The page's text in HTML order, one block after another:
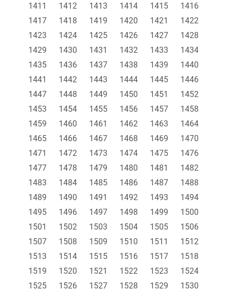
1411
1412 1413 1414 1415
1416
1417
1418 1419 1420 1421
1422
1423
1424 1425 1426 1427
1428
1429
1430 1431 1432 1433
1434
1435
1436 1437 1438 1439
1440
1441
1442 1443 1444 1445
1446
1447
1448 1449 1450 1451
1452
1453
1454 1455 1456 1457
1458
1459
1460 1461 1462 1463
1464
1465
1466 1467 1468 1469
1470
1471
1472 1473 1474 1475
1476
1477
1478 1479 1480 1481
1482
1483
1484 1485 1486 1487
1488
1489
1490 1491 1492 1493
1494
1495
1496 1497 1498 1499
1500
1501
1502 1503 1504 1505
1506
1507
1508 1509 1510 1511
1512
1513
1514 1515 1516 1517
1518
1519
1520 1521 1522 1523
1524
1525
1526 1527 1528 1529
1530